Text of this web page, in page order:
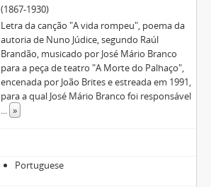
[Item] Letra da canção "Cantiga da velha mãe e seus dois filhos (Mãe coragem)"
[Item] Letra da canção "Nada os salvará"
[Item] Letra da canção "Portugal agora é aqui"
[Item] Letra da canção "Não te prendas a uma onda qualquer"
[Item] Letra da canção "A caminho de casa"
[Item] Letra da canção "Mãe pobre"
[Item] Letra da canção "1900 (Carta a Anton Tchekhov)"
[Item] Letra da canção "Aqui dentro de casa"
[Item] Apontamentos
(1867-1930)
Letra da canção "A vida rompeu", poema da
autoria de Nuno Júdice, segundo Raúl
Brandão, musicado por José Mário Branco
para a peça de teatro "A Morte do Palhaço",
encenada por João Brites e estreada em 1991,
para a qual José Mário Branco foi responsável
... »
Portuguese